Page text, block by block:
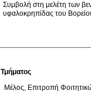
Συμβολή στη μελέτη των
υφαλοκρηπίδας του
Τμήματος
Μέλος, Επιτροπή